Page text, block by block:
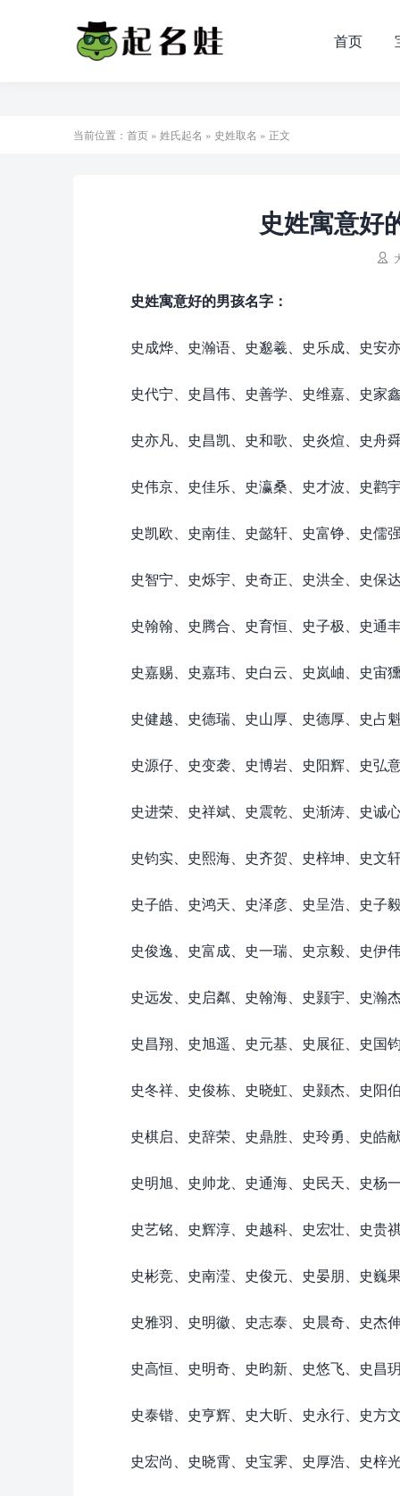
首页
当前位置： 首页 » 姓氏起名 » 史姓取名 » 正文
史姓寓意好

史姓寓意好的男孩名字：
史成烨、史瀚语、史邈羲、史乐成、史安亦
史代宁、史昌伟、史善学、史维嘉、史家鑫
史亦凡、史昌凯、史和歌、史炎煊、史舟舜
史伟京、史佳乐、史瀛桑、史才波、史鹳宇
史凯欧、史南佳、史懿轩、史富铮、史儒强
史智宁、史烁宇、史奇正、史洪全、史保达
史翰翰、史腾合、史育恒、史子极、史通丰
史嘉赐、史嘉玮、史白云、史岚岫、史宙獯
史健越、史德瑞、史山厚、史德厚、史占魁
史源仔、史变袭、史博岩、史阳辉、史弘意
史进荣、史祥斌、史震乾、史渐涛、史诚心
史钧实、史熙海、史齐贺、史梓坤、史文轩
史子皓、史鸿天、史泽彦、史呈浩、史子毅
史俊逸、史富成、史一瑞、史京毅、史伊伟
史远发、史启粼、史翰海、史颢宇、史瀚杰
史昌翔、史旭遥、史元基、史展征、史国钧
史冬祥、史俊栋、史晓虹、史颢杰、史阳伯
史棋启、史辞荣、史鼎胜、史玲勇、史皓献
史明旭、史帅龙、史通海、史民天、史杨一
史艺铭、史辉淳、史越科、史宏壮、史贵祺
史彬竞、史南滢、史俊元、史晏朋、史巍果
史雅羽、史明徽、史志泰、史晨奇、史杰伸
史高恒、史明奇、史昀新、史悠飞、史昌玥
史泰锴、史亨辉、史大昕、史永行、史方文
史宏尚、史晓霄、史宝霁、史厚浩、史梓光